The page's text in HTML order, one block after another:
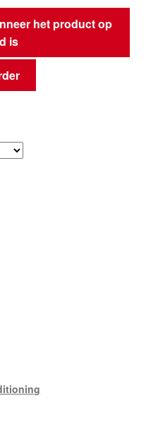
het product op
is